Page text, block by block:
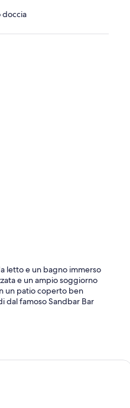
doccia
letto e un bagno immerso
e un ampio soggiorno
un patio coperto ben
dal famoso Sandbar Bar
delle Bahamas